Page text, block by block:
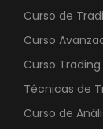
Curso de
Curso
Curso
Técnicas de
Curso de